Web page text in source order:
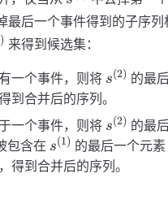
1 )}
最后一个事件得到的子序列
) 来得到候选集：
一个事件，则将 s^{(
2 )}
s(2) 的最
到合并后的序列。
一个事件，则将 s^{(
2 )}
s(2) 的最
包含在 s^{(
1 )}
s(1) 的最后一个元
得到合并后的序列。